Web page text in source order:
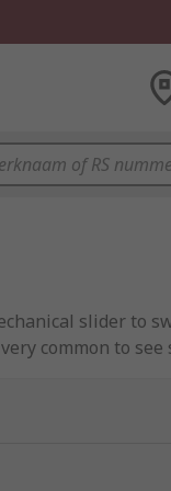
slider to
common to
obvious